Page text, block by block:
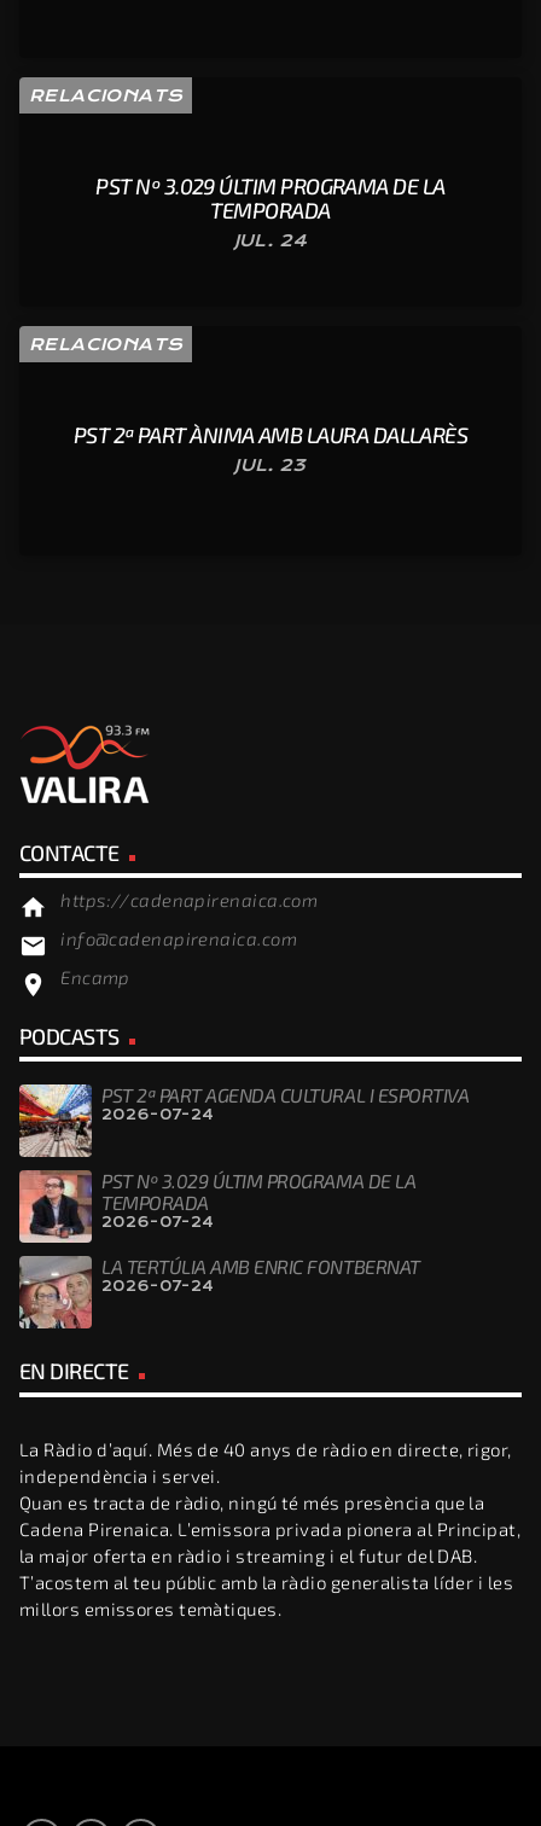
RELACIONATS
PST Nº 3.029 ÚLTIM PROGRAMA DE LA
TEMPORADA
JUL. 24
RELACIONATS
PST 2ª PART ÀNIMA AMB LAURA DALLARÈS
JUL. 23
CONTACTE
home https://cadenapirenaica.com
email info@cadenapirenaica.com
location_on Encamp
PODCASTS
PST 2ª PART AGENDA CULTURAL I ESPORTIVA
2026-07-24
PST Nº 3.029 ÚLTIM PROGRAMA DE LA
TEMPORADA
2026-07-24
LA TERTÚLIA AMB ENRIC FONTBERNAT
2026-07-24
EN DIRECTE
La Ràdio d’aquí. Més de 40 anys de ràdio en directe, rigor,
independència i servei.
Quan es tracta de ràdio, ningú té més presència que la
Cadena Pirenaica. L’emissora privada pionera al Principat,
la major oferta en ràdio i streaming i el futur del DAB.
T’acostem al teu públic amb la ràdio generalista líder i les
millors emissores temàtiques.